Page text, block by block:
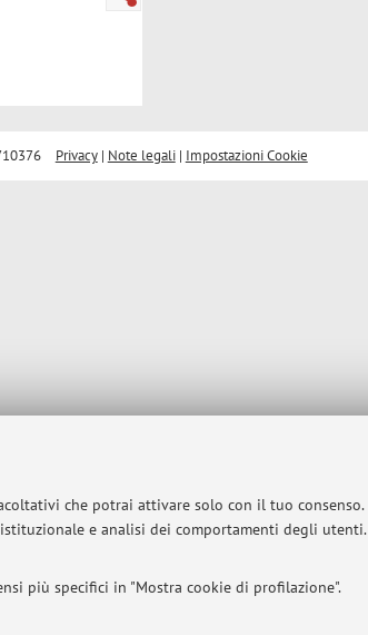
che potrai attivare solo con il tuo consenso.
e analisi dei comportamenti degli utenti.
più specifici in "Mostra cookie di profilazione".
Privacy| Note legali| Impostazioni Cookie